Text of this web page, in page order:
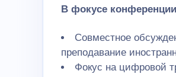
В фокусе
Совместное
преподавание
Фокус на цифровой